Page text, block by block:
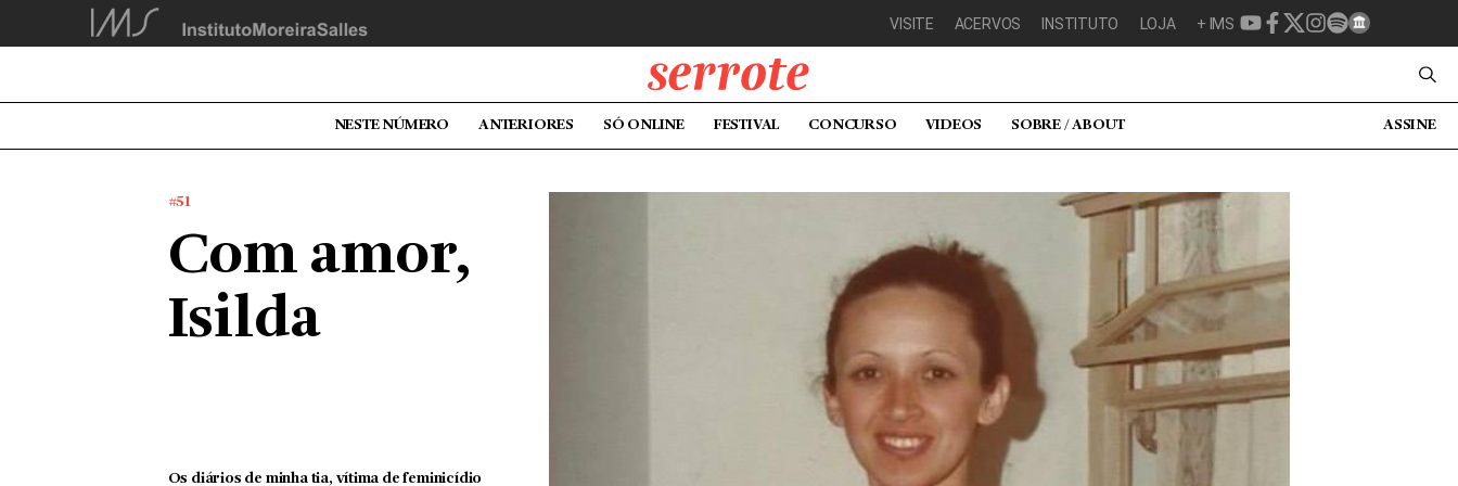
VISITE ACERVOS INSTITUTO LOJA + IMS
NESTE NÚMERO ANTERIORES SÓ ONLINE FESTIVAL CONCURSO VIDEOS SOBRE / ABOUT ASSINE
#51
Com amor,
Isilda
Os diários de minha tia, vítima de feminicídio